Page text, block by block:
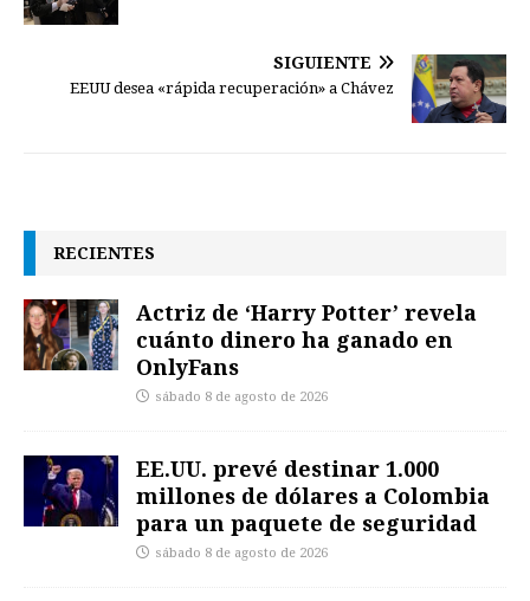
SIGUIENTE
EEUU desea «rápida recuperación» a Chávez
RECIENTES
Actriz de ‘Harry Potter’ revela
cuánto dinero ha ganado en
OnlyFans
sábado 8 de agosto de 2026
EE.UU. prevé destinar 1.000
millones de dólares a Colombia
para un paquete de seguridad
sábado 8 de agosto de 2026